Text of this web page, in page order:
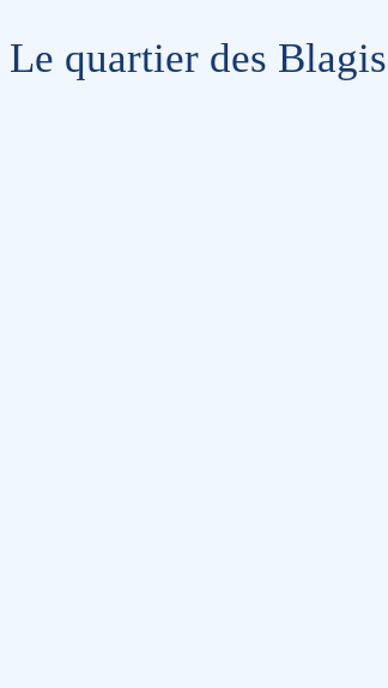
Le quartier des